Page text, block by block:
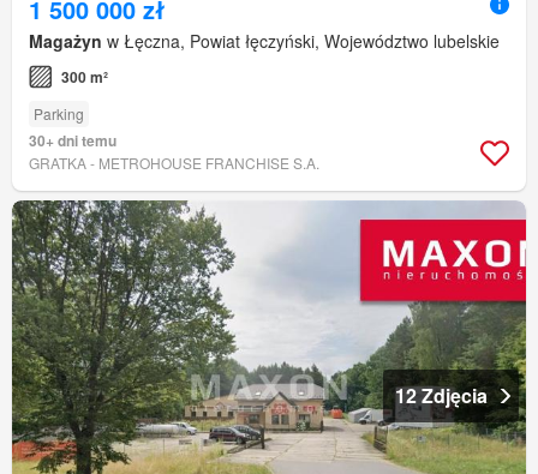
1 500 000 zł
Magażyn w Łęczna, Powiat łęczyński, Województwo lubelskie
300 m²
Parking
30+ dni temu
GRATKA - METROHOUSE FRANCHISE S.A.
12 Zdjęcia